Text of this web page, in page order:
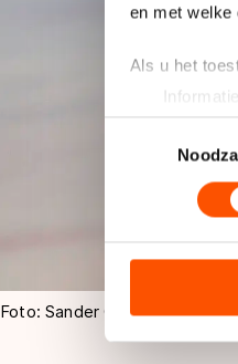
en met welke
Als u het
Uw
Lees meer
analyseren.
analyse. Zij
hun services.
adequaat
Foto: Sander Chamid